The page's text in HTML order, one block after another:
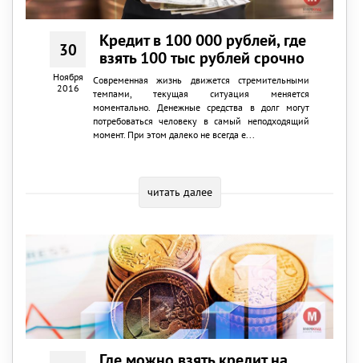
30
Ноября
2016
Кредит в 100 000 рублей, где
взять 100 тыс рублей срочно
Современная жизнь движется стремительными
темпами, текущая ситуация меняется
моментально. Денежные средства в долг могут
потребоваться человеку в самый неподходящий
момент. При этом далеко не всегда е...
читать далее